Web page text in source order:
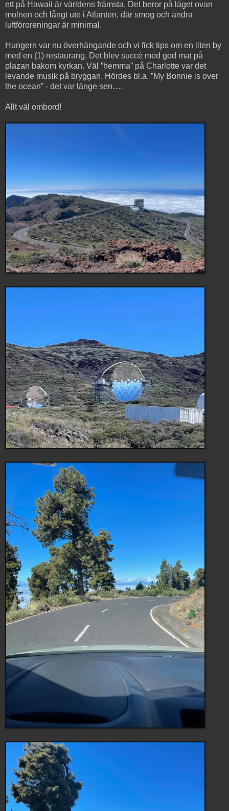
ett på Hawaii är världens främsta. Det beror på läget ovan
molnen och långt ute i Atlanten, där smog och andra
luftföroreningar är minimal.
Hungern var nu överhängande och vi fick tips om en liten by
med en (1) restaurang. Det blev succé med god mat på
plazan bakom kyrkan. Väl ”hemma” på Charlotte var det
levande musik på bryggan. Hördes bl.a. ”My Bonnie is over
the ocean” - det var länge sen….
Allt väl ombord!